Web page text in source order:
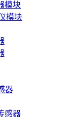
模块
模块
器
感器